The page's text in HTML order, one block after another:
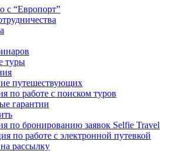
с “Европорт”
туры
путешествующих
по работе с поиском туров
гарантии
по бронированию заявок Selfie Travel
по работе с электронной путевкой
рассылку